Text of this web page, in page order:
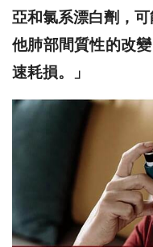
亞和氯系漂白劑，
他肺部間質性的改
速耗損。」